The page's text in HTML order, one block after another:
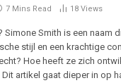
7 Mins Read 18 Views
Simone Smith is een
stijl en een krachtige
Hoe heeft ze zich
artikel gaat dieper in op